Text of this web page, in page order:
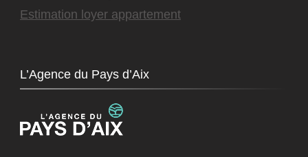
Estimation loyer appartement
L’Agence du Pays d’Aix